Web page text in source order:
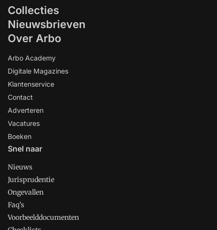
Collecties
Nieuwsbrieven
Over Arbo
Arbo Academy
Digitale Magazines
Klantenservice
Contact
Adverteren
Vacatures
Boeken
Snel naar
Nieuws
Jurisprudentie
Ongevallen
Faq's
Voorbeelddocumenten